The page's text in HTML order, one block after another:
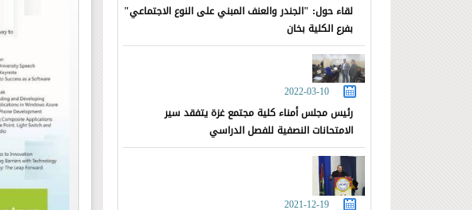
لقاء حول: "الجندر والعنف المبني على النوع الاجتماعي"
بفرع الكلية بخان
2022-03-10
رئيس مجلس أمناء كلية مجتمع غزة يتفقد سير
الامتحانات النصفية للفصل الدراسي
2021-12-19